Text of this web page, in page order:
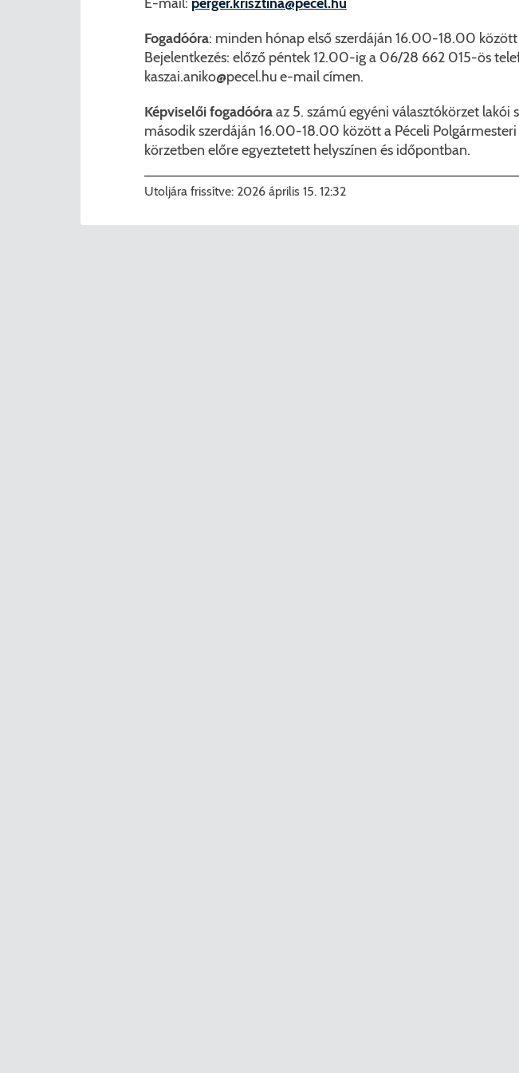
Komplex csapadékvíz-
Pécel Város
Fogadóóra: minden hónap első szerdáján 16.00-18.00 között
Bejelentkezés: előző péntek 12.00-ig a 06/28 662 015-ös
kaszai.aniko@pecel.hue-mail címen.
Képviselői fogadóóraaz 5. számú egyéni választókörzet lakói
második szerdáján 16.00-18.00 között a Péceli
körzetben előre egyeztetett helyszínen és időpontban.
Utoljára frissítve: 2026 április 15. 12:32